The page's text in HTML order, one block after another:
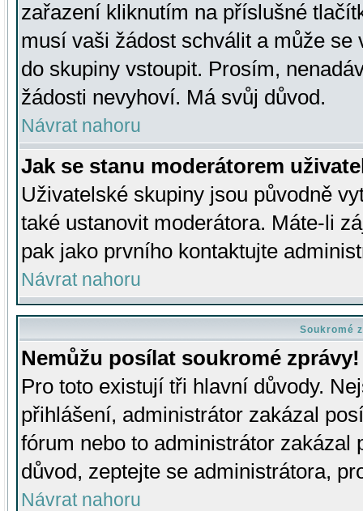
zařazení kliknutím na příslušné
musí vaši žádost schválit a může se
do skupiny vstoupit. Prosím,
žádosti nevyhoví. Má svůj důvod.
Návrat nahoru
Jak se stanu moderátorem
Uživatelské skupiny jsou původně
také ustanovit moderátora. Máte-li
pak jako prvního kontaktujte
Návrat nahoru
Soukromé
Nemůžu posílat soukromé zprávy!
Pro toto existují tři hlavní důvody.
přihlášení, administrátor zakázal
fórum nebo to administrátor zakázal
důvod, zeptejte se administrátora,
Návrat nahoru